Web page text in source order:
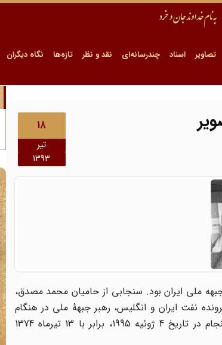
تصاویر اسناد چندرسانه‌ای نقد و نظر تازه‌ها نگاه دیگران
18
تیر
1393
جبهه ملی ایران بود. سنجابی از حامیان محمد مصدق،
نفت ایران و انگلیس، رهبر جبههٔ ملی در هنگام
انقلاب 1357 و اولین وزیر امور خارجهٔ جمهوری اسلامی ایران بود. دکتر سنجابی سرانجام در تاریخ 4 ژوئیه 1995، برابر با 13 تیرماه 1374